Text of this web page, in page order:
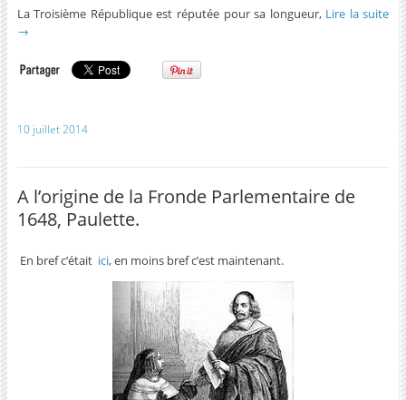
La Troisième République est réputée pour sa longueur, Lire la suite
→
10 juillet 2014
A l’origine de la Fronde Parlementaire de
1648, Paulette.
En bref c’était ici, en moins bref c’est maintenant.